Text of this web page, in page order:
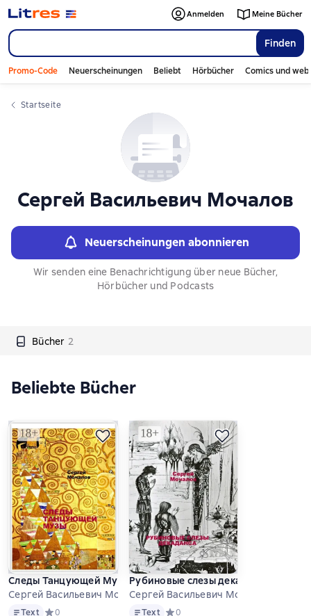
Finden
Anmelden Meine Bücher
Promo-Code Neuerscheinungen Beliebt Hörbücher Comics und
Startseite
Сергей Васильевич Мочалов
Neuerscheinungen abonnieren
Wir senden eine Benachrichtigung über neue Bücher,
Hörbücher und Podcasts
Bücher 2
Слайдер с книгами
Beliebte Bücher
Следы Танцующей Музы
Сергей Васильевич Мочалов
TextText Средний рейтинг 0 на основе 0 оценок
0
Рубиновые слезы декаданса
Сергей Васильевич Мочалов
TextText Средний рейтинг 0 на основе 0
0